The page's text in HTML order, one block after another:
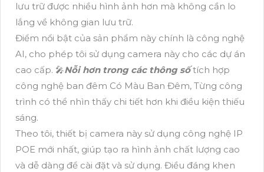
lưu trữ được nhiều hình ảnh hơn mà không cần lo
lắng về không gian lưu trữ.
Điểm nổi bật của sản phẩm này chính là công nghệ
AI, cho phép tôi sử dụng camera này cho các dự án
cao cấp. 🎤Nỗi hơn trong các thông sốtích hợp
công nghệ ban đêm Có Màu Ban Đêm, Từng công
trình có thể nhìn thấy chi tiết hơn khi điều kiện thiếu
sáng.
Theo tôi, thiết bị camera này sử dụng công nghệ IP
POE mới nhất, giúp tạo ra hình ảnh chất lượng cao
và dễ dàng để cài đặt và sử dụng. Điều đáng khen